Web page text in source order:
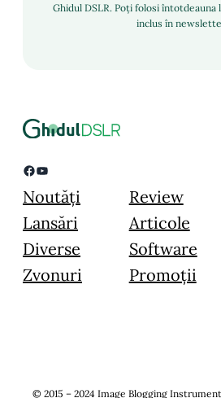
Ghidul DSLR. Poți folosi întotdeauna
inclus în
Facebook YouTube
Noutăți
Lansări
Diverse
Zvonuri
Review
Articole
Software
Promoții
© 2015 – 2024 Image Blogging